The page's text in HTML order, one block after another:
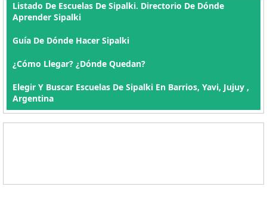
Listado De Escuelas De Sipalki. Directorio De Dónde
Aprender Sipalki
Guía De Dónde Hacer Sipalki
¿Cómo Llegar? ¿Dónde Quedan?
Elegir Y Buscar Escuelas De Sipalki En Barrios, Yavi, Jujuy ,
Argentina